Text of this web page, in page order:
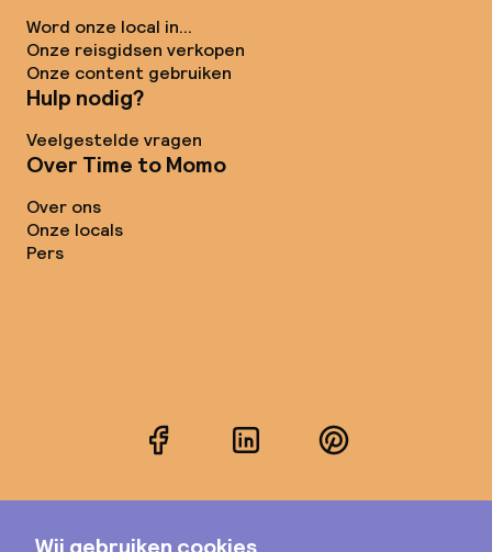
Word onze local in...
Onze reisgidsen verkopen
Onze content gebruiken
Hulp nodig?
Veelgestelde vragen
Over Time to Momo
Over ons
Onze locals
Pers
FacebookLinkedInPinterest
Instagram